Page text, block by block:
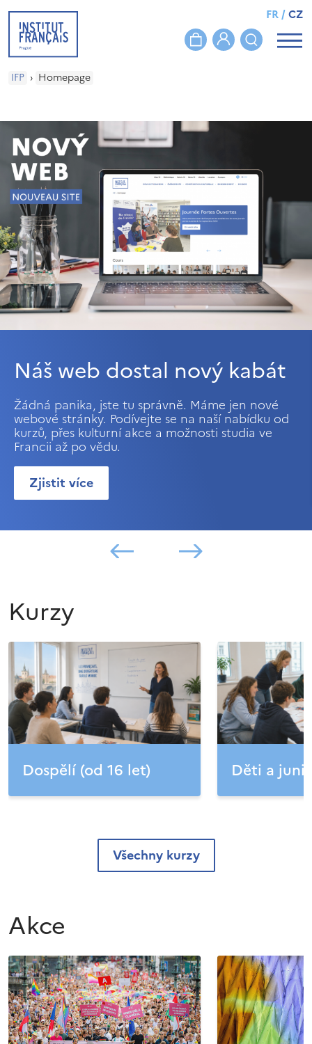
FR/CZ
IFP › Homepage
Náš web dostal nový kabát
Žádná panika, jste tu správně. Máme jen nové
webové stránky. Podívejte se na naší nabídku od
kurzů, přes kulturní akce a možnosti studia ve
Francii až po vědu.
Zjistit více
Kurzy
Dospělí (od 16 let) Děti a
Všechny kurzy
Akce